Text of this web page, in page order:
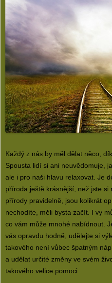
Každý z nás by měl dělat něco,
Spousta lidí si ani neuvědomuje,
ale i pro naši hlavu relaxovat. Je
příroda ještě krásnější, než jste si
přírody pravidelně, jsou kolikrát
nechodíte, měli bysta začít. I vy
co vám může mnohé nabídnout.
vás opravdu hodně, udělejte si
takového není vůbec špatným
a udělat určité změny ve svém
takového velice pomoci.